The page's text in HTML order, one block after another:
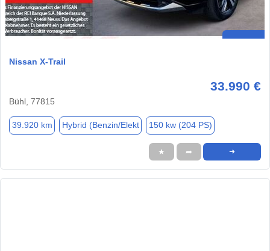
Nissan X-Trail
33.990 €
Bühl, 77815
39.920 km Hybrid (Benzin/Elekt 150 kw (204 PS)
★ ➦ ➜